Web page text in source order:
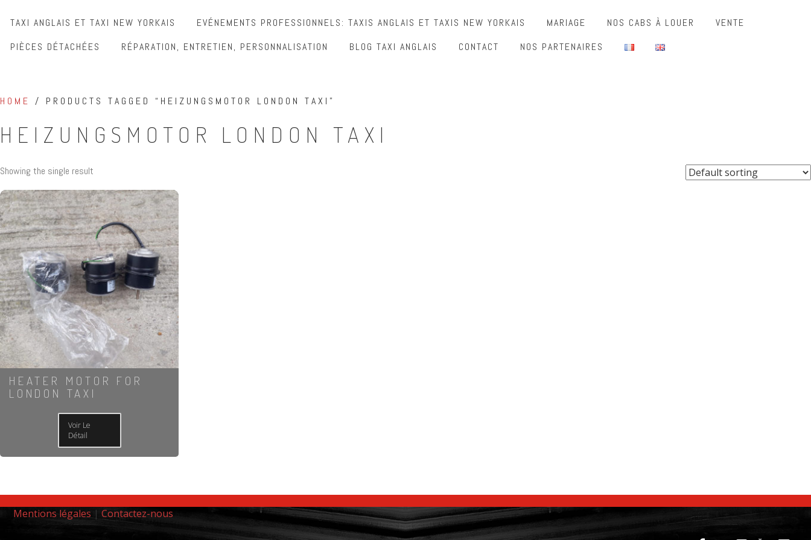
TAXI ANGLAIS ET TAXI NEW YORKAIS EVÉNEMENTS PROFESSIONNELS: TAXIS ANGLAIS ET TAXIS NEW YORKAIS MARIAGE NOS CABS À LOUER
VENTE
PIÈCES DÉTACHÉES
RÉPARATION, ENTRETIEN, PERSONNALISATION BLOG TAXI ANGLAIS CONTACT NOS PARTENAIRES
HOME / PRODUCTS TAGGED “HEIZUNGSMOTOR LONDON TAXI”
HEIZUNGSMOTOR LONDON TAXI
Showing the single result
HEATER MOTOR FOR
LONDON TAXI
Voir Le
Détail
Mentions légales | Contactez-nous